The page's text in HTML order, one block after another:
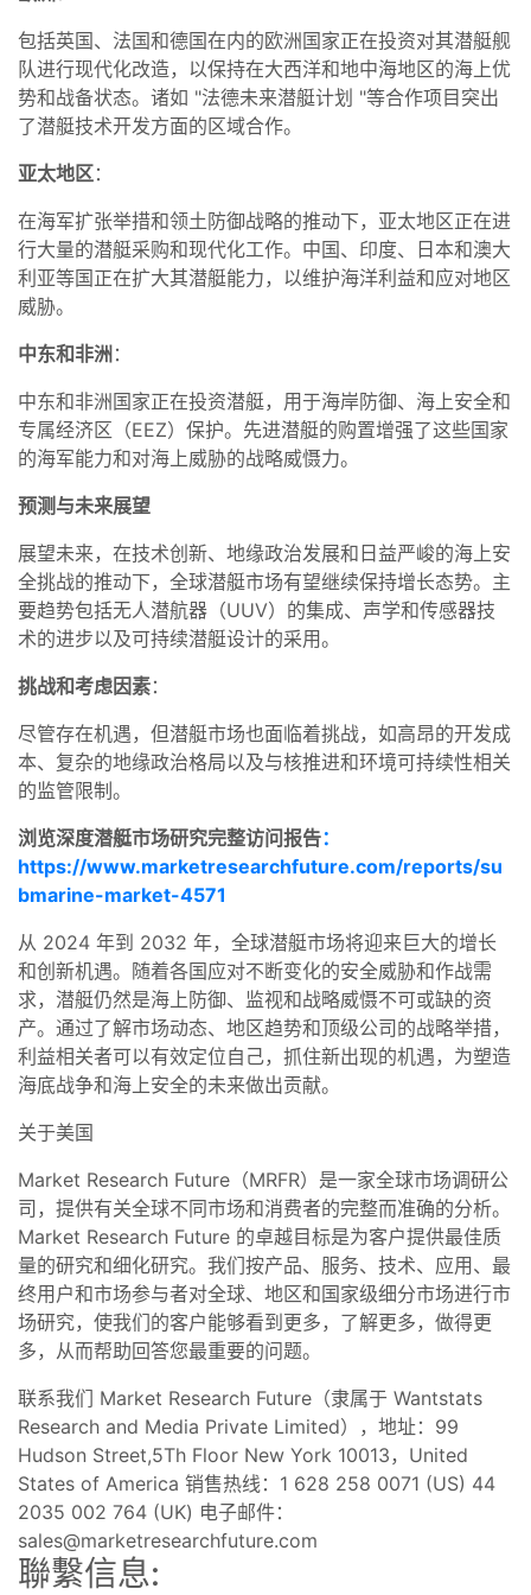
包括英国、法国和德国在内的欧洲国家正在投资对其潜艇舰
队进行现代化改造，以保持在大西洋和地中海地区的海上优
势和战备状态。诸如 "法德未来潜艇计划 "等合作项目突出
了潜艇技术开发方面的区域合作。
亚太地区：
在海军扩张举措和领土防御战略的推动下，亚太地区正在进
行大量的潜艇采购和现代化工作。中国、印度、日本和澳大
利亚等国正在扩大其潜艇能力，以维护海洋利益和应对地区
威胁。
中东和非洲：
中东和非洲国家正在投资潜艇，用于海岸防御、海上安全和
专属经济区（EEZ）保护。先进潜艇的购置增强了这些国家
的海军能力和对海上威胁的战略威慑力。
预测与未来展望
展望未来，在技术创新、地缘政治发展和日益严峻的海上安
全挑战的推动下，全球潜艇市场有望继续保持增长态势。主
要趋势包括无人潜航器（UUV）的集成、声学和传感器技
术的进步以及可持续潜艇设计的采用。
挑战和考虑因素：
尽管存在机遇，但潜艇市场也面临着挑战，如高昂的开发成
本、复杂的地缘政治格局以及与核推进和环境可持续性相关
的监管限制。
浏览深度潜艇市场研究完整访问报告：
https://www.marketresearchfuture.com/reports/su
bmarine-market-4571
从 2024 年到 2032 年，全球潜艇市场将迎来巨大的增长
和创新机遇。随着各国应对不断变化的安全威胁和作战需
求，潜艇仍然是海上防御、监视和战略威慑不可或缺的资
产。通过了解市场动态、地区趋势和顶级公司的战略举措，
利益相关者可以有效定位自己，抓住新出现的机遇，为塑造
海底战争和海上安全的未来做出贡献。
关于美国
Market Research Future（MRFR）是一家全球市场调研公
司，提供有关全球不同市场和消费者的完整而准确的分析。
Market Research Future 的卓越目标是为客户提供最佳质
量的研究和细化研究。我们按产品、服务、技术、应用、最
终用户和市场参与者对全球、地区和国家级细分市场进行市
场研究，使我们的客户能够看到更多，了解更多，做得更
多，从而帮助回答您最重要的问题。
联系我们 Market Research Future（隶属于 Wantstats
Research and Media Private Limited），地址：99
Hudson Street,5Th Floor New York 10013，United
States of America 销售热线：1 628 258 0071 (US) 44
2035 002 764 (UK) 电子邮件：
sales@marketresearchfuture.com
聯繫信息: